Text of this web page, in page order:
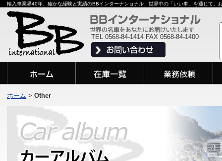
輸入車業界40年、確かな経験と実績のBBインターナショナル 世界中の「いい車」を通じて、
TEL 0568-84-1414 FAX 0568-84-1400
ホーム > Other